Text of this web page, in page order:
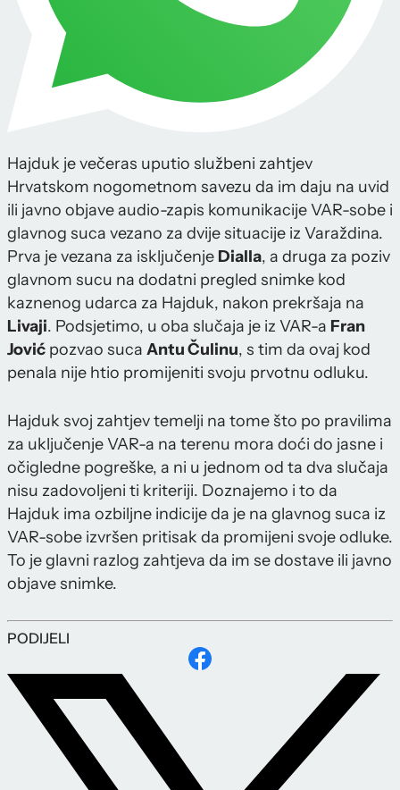
Hajduk je večeras uputio službeni zahtjev
Hrvatskom nogometnom savezu da im daju na uvid
ili javno objave audio-zapis komunikacije VAR-sobe i
glavnog suca vezano za dvije situacije iz Varaždina.
Prva je vezana za isključenje Dialla, a druga za poziv
glavnom sucu na dodatni pregled snimke kod
kaznenog udarca za Hajduk, nakon prekršaja na
Livaji. Podsjetimo, u oba slučaja je iz VAR-a Fran
Jović pozvao suca Antu Čulinu, s tim da ovaj kod
penala nije htio promijeniti svoju prvotnu odluku.
Hajduk svoj zahtjev temelji na tome što po pravilima
za uključenje VAR-a na terenu mora doći do jasne i
očigledne pogreške, a ni u jednom od ta dva slučaja
nisu zadovoljeni ti kriteriji. Doznajemo i to da
Hajduk ima ozbiljne indicije da je na glavnog suca iz
VAR-sobe izvršen pritisak da promijeni svoje odluke.
To je glavni razlog zahtjeva da im se dostave ili javno
objave snimke.
PODIJELI